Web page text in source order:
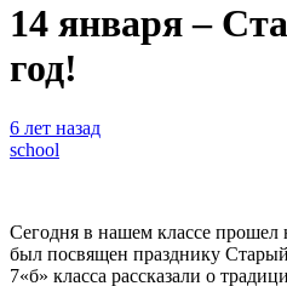
14 января –
год!
6 лет назад
school
Сегодня в нашем классе
был посвящен празднику
7«б» класса рассказали о